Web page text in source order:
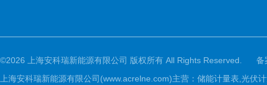
©2026 上海安科瑞新能源有限公司 版权所有 All Rights Reserved.
备
上海安科瑞新能源有限公司(www.acrelne.com)主营：储能计量表,光伏